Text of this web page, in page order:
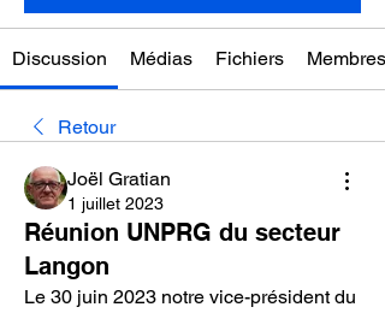
Discussion Médias Fichiers Membres
Retour
Joël Gratian
1 juillet 2023
Réunion UNPRG du secteur
Langon
Le 30 juin 2023 notre vice-président du